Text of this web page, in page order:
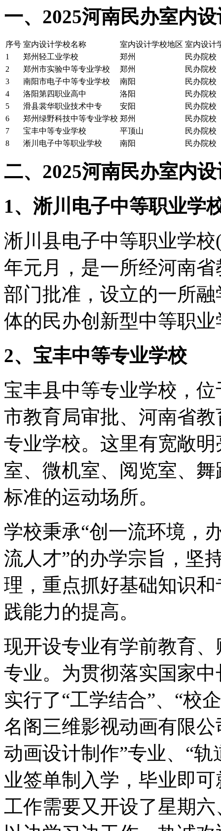
一、2025河南民办室内
序号 室内设计学校名称 室内设计学校地区 室内设计
1
郑州轻工业学校 郑州
民办院校
2
郑州市实验中等专业学校 郑州
民办院校
3
南阳市电子中等专业学校 南阳
民办院校
4
洛阳第四职业高中 洛阳
民办院校
5
滑县裳华职业技术中专 安阳
民办院校
6
郑州绿野科技中等专业学校 郑州
民办院校
7
宝丰中等专业学校 平顶山
民办院校
8
淅川电子中等职业学校 南阳 民办院校
二、2025河南民办室内
1、淅川电子中等职业学
淅川县电子中等职业学
年元月，是一所经河南
部门批准，设立的一所
体的民办创新型中等职业
2、宝丰中等专业学校
宝丰县中等专业学校，
市教育局审批、河南省
专业学校。这里有宽敞
室、微机室、阅览室、
标准的运动场所。
学校秉承“创一流环境，
流人才”的办学宗旨，坚
理，重点抓好基础知识
践能力的提高。
现开设专业有学前教育
专业。为贯彻落实国家
实行了“工学结合”、“校
名阁三维影视动画有限
动画设计制作”专业、“
业签单制入学，毕业即
工作需要又开设了星期